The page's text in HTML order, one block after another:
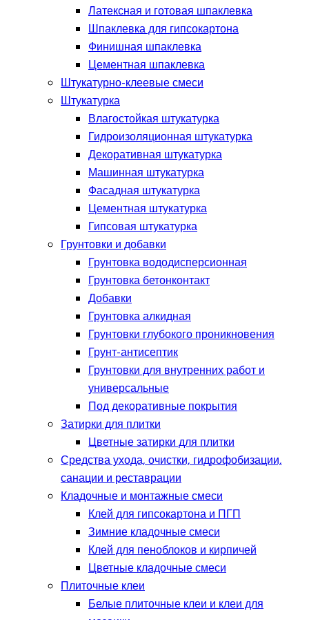
Латексная и готовая шпаклевка
Шпаклевка для гипсокартона
Финишная шпаклевка
Цементная шпаклевка
Штукатурно-клеевые смеси
Штукатурка
Влагостойкая штукатурка
Гидроизоляционная штукатурка
Декоративная штукатурка
Машинная штукатурка
Фасадная штукатурка
Цементная штукатурка
Гипсовая штукатурка
Грунтовки и добавки
Грунтовка вододисперсионная
Грунтовка бетонконтакт
Добавки
Грунтовка алкидная
Грунтовки глубокого проникновения
Грунт-антисептик
Грунтовки для внутренних работ и
универсальные
Под декоративные покрытия
Затирки для плитки
Цветные затирки для плитки
Средства ухода, очистки, гидрофобизации,
санации и реставрации
Кладочные и монтажные смеси
Клей для гипсокартона и ПГП
Зимние кладочные смеси
Клей для пеноблоков и кирпичей
Цветные кладочные смеси
Плиточные клеи
Белые плиточные клеи и клеи для